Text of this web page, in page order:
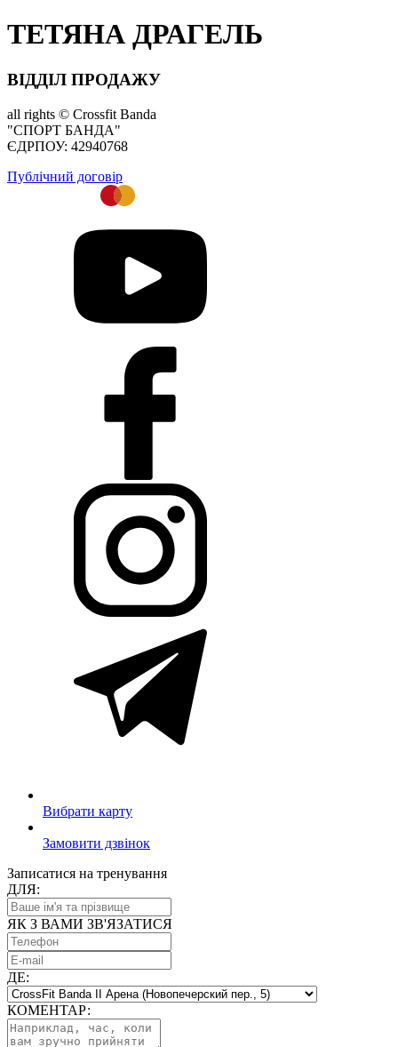
ТЕТЯНА ДРАГЕЛЬ
ВІДДІЛ ПРОДАЖУ
all rights © Crossfit Banda
"СПОРТ БАНДА"
ЄДРПОУ: 42940768
Публічний договір
Вибрати карту
Замовити дзвінок
Записатися на тренування
ДЛЯ:
ЯК З ВАМИ ЗВ'ЯЗАТИСЯ
ДЕ:
КОМЕНТАР: